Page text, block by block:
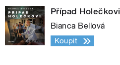
Případ Holečkovi
Bianca Bellová
Koupit